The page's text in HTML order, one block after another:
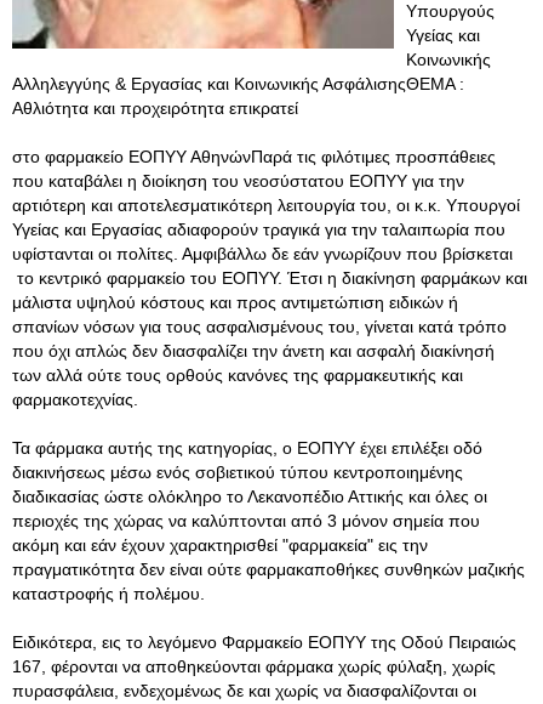
Υπουργούς
Υγείας και
Κοινωνικής
Αλληλεγγύης & Εργασίας και Κοινωνικής ΑσφάλισηςΘΕΜΑ :
Αθλιότητα και προχειρότητα επικρατεί
στο φαρμακείο ΕΟΠΥΥ ΑθηνώνΠαρά τις φιλότιμες προσπάθειες
που καταβάλει η διοίκηση του νεοσύστατου ΕΟΠΥΥ για την
αρτιότερη και αποτελεσματικότερη λειτουργία του, οι κ.κ. Υπουργοί
Υγείας και Εργασίας αδιαφορούν τραγικά για την ταλαιπωρία που
υφίστανται οι πολίτες. Αμφιβάλλω δε εάν γνωρίζουν που βρίσκεται
το κεντρικό φαρμακείο του ΕΟΠΥΥ. Έτσι η διακίνηση φαρμάκων και
μάλιστα υψηλού κόστους και προς αντιμετώπιση ειδικών ή
σπανίων νόσων για τους ασφαλισμένους του, γίνεται κατά τρόπο
που όχι απλώς δεν διασφαλίζει την άνετη και ασφαλή διακίνησή
των αλλά ούτε τους ορθούς κανόνες της φαρμακευτικής και
φαρμακοτεχνίας.
Τα φάρμακα αυτής της κατηγορίας, ο ΕΟΠΥΥ έχει επιλέξει οδό
διακινήσεως μέσω ενός σοβιετικού τύπου κεντροποιημένης
διαδικασίας ώστε ολόκληρο το Λεκανοπέδιο Αττικής και όλες οι
περιοχές της χώρας να καλύπτονται από 3 μόνον σημεία που
ακόμη και εάν έχουν χαρακτηρισθεί "φαρμακεία" εις την
πραγματικότητα δεν είναι ούτε φαρμακαποθήκες συνθηκών μαζικής
καταστροφής ή πολέμου.
Ειδικότερα, εις το λεγόμενο Φαρμακείο ΕΟΠΥΥ της Οδού Πειραιώς
167, φέρονται να αποθηκεύονται φάρμακα χωρίς φύλαξη, χωρίς
πυρασφάλεια, ενδεχομένως δε και χωρίς να διασφαλίζονται οι